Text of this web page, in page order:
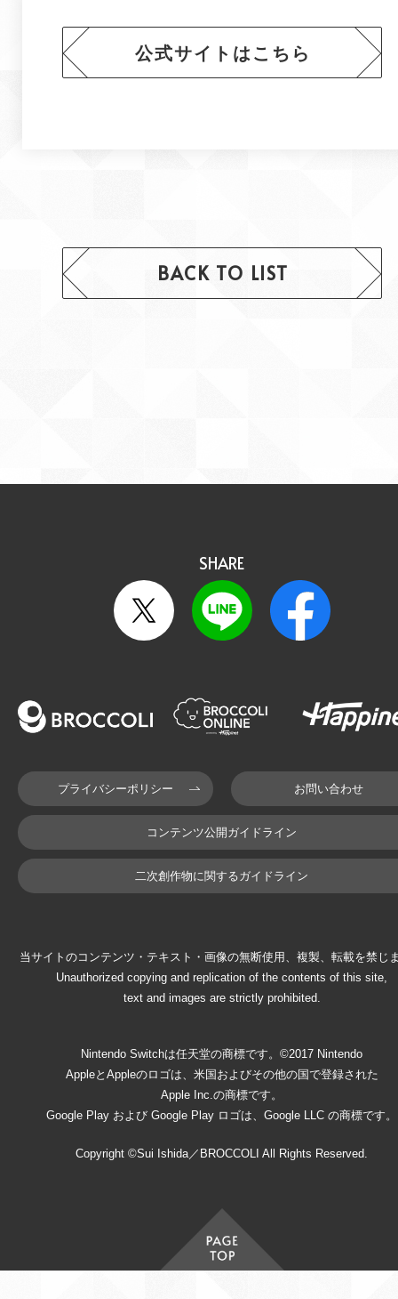
公式サイトはこちら
BACK TO LIST
SHARE
プライバシーポリシー お問い合わせ
コンテンツ公開ガイドライン
二次創作物に関するガイドライン
当サイトのコンテンツ・テキスト・画像の無断使用、複製、転載を禁じ
Unauthorized copying and replication of the contents of this site,
text and images are strictly prohibited.
Nintendo Switchは任天堂の商標です。©2017 Nintendo
AppleとAppleのロゴは、米国およびその他の国で登録された
Apple Inc.の商標です。
Google Play および Google Play ロゴは、Google LLC の商標です。
Copyright ©Sui Ishida／BROCCOLI All Rights Reserved.